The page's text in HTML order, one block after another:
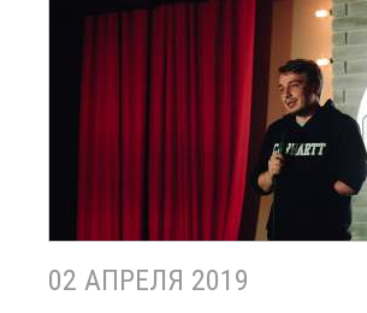
02 АПРЕЛЯ 2019